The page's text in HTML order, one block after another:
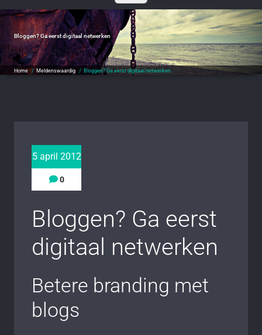
Bloggen? Ga eerst digitaal netwerken
Home / Meldenswaardig / Bloggen? Ga eerst digitaal netwerken
5 april 2012
0
Bloggen? Ga eerst
digitaal netwerken
Betere branding met
blogs